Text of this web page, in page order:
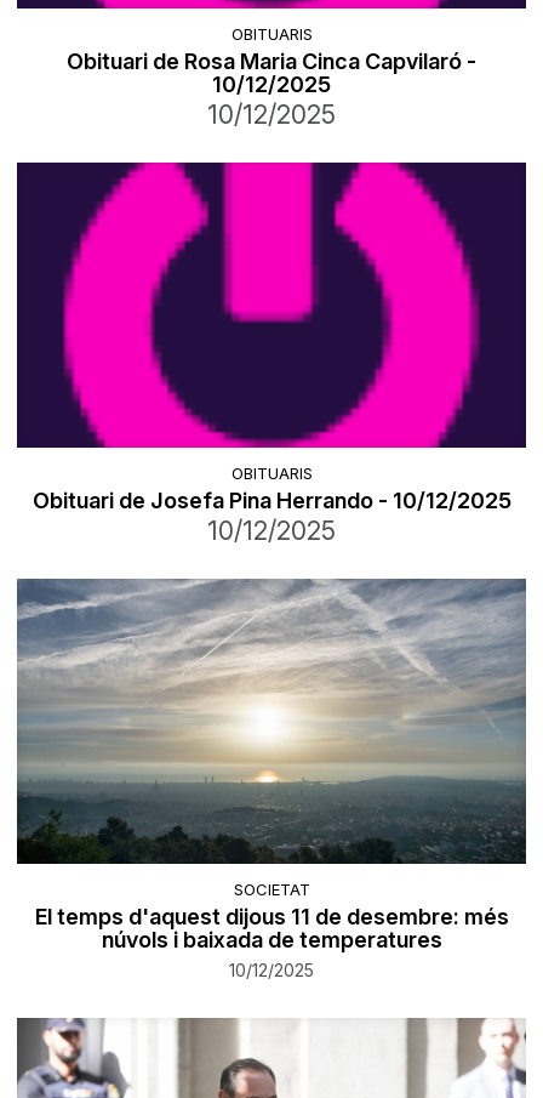
OBITUARIS
Obituari de Rosa Maria Cinca Capvilaró -
10/12/2025
10/12/2025
OBITUARIS
Obituari de Josefa Pina Herrando - 10/12/2025
10/12/2025
SOCIETAT
El temps d'aquest dijous 11 de desembre: més
núvols i baixada de temperatures
10/12/2025